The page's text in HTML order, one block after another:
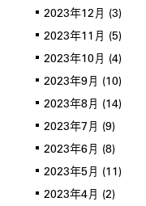
2023年12月 (3)
2023年11月 (5)
2023年10月 (4)
2023年9月 (10)
2023年8月 (14)
2023年7月 (9)
2023年6月 (8)
2023年5月 (11)
2023年4月 (2)